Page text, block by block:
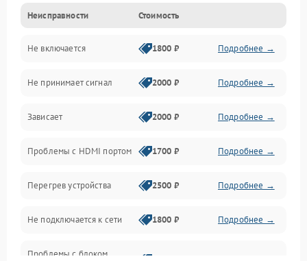
Интерфейсы
Программное обеспечение
ПО
Оптика
Механические повреждения
Управление
Неисправности Стоимость
Не включается 1800 ₽ Подробнее →
Не принимает сигнал 2000 ₽ Подробнее →
Зависает 2000 ₽ Подробнее →
Проблемы с HDMI портом 1700 ₽ Подробнее →
Перегрев устройства 2500 ₽ Подробнее →
Не подключается к сети 1800 ₽ Подробнее →
Проблемы с блоком